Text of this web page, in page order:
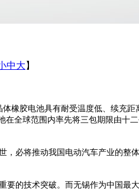
中大 】
体橡胶电池具有耐受温度低、续充
全球范围内率先将三包期限由十二
必将推动我国电动汽车产业的整
的技术突破。而无锡作为中国